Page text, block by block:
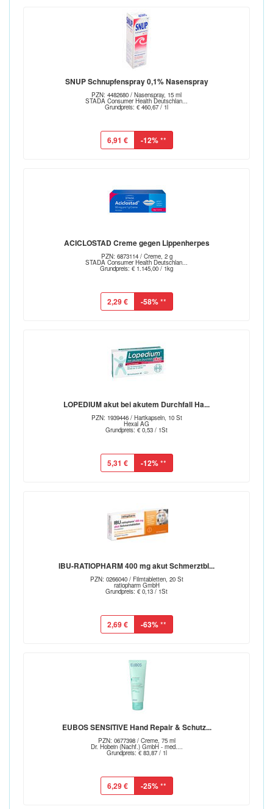
SNUP Schnupfenspray 0,1% Nasenspray
PZN: 4482680 / Nasenspray, 15 ml
STADA Consumer Health Deutschlan...
Grundpreis: € 460,67 / 1l
6,91 € -12%**
ACICLOSTAD Creme gegen Lippenherpes
PZN: 6873114 / Creme, 2 g
STADA Consumer Health Deutschlan...
Grundpreis: € 1.145,00 / 1kg
2,29 € -58%**
LOPEDIUM akut bei akutem Durchfall Ha...
PZN: 1939446 / Hartkapseln, 10 St
Hexal AG
Grundpreis: € 0,53 / 1St
5,31 € -12%**
IBU-RATIOPHARM 400 mg akut Schmerztbl...
PZN: 0266040 / Filmtabletten, 20 St
ratiopharm GmbH
Grundpreis: € 0,13 / 1St
2,69 € -63%**
EUBOS SENSITIVE Hand Repair & Schutz...
PZN: 0677398 / Creme, 75 ml
Dr. Hobein (Nachf.) GmbH - med....
Grundpreis: € 83,87 / 1l
6,29 € -25%**